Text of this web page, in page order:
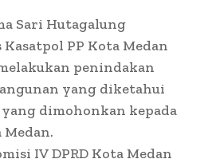
Sari Hutagalung
PP Kota Medan
penindakan
yang diketahui
dimohonkan kepada
IV DPRD Kota Medan